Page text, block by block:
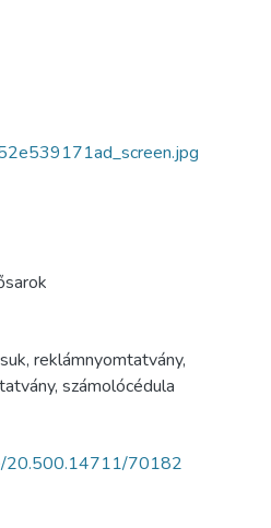
, reklámnyomtatvány,
, számolócédula
20.500.14711/70182